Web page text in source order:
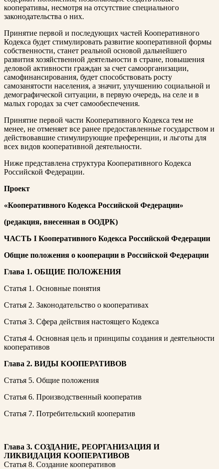
кооперативы, несмотря на отсутствие специального
законодательства о них.
Принятие первой и последующих частей Кооперативного
Кодекса будет стимулировать развитие кооперативной формы
собственности, станет реальной основой дальнейшего
развития хозяйственной деятельности в стране, повышения
деловой активности граждан за счет самоорганизации,
самофинансирования, будет способствовать росту
самозанятости населения, а значит, улучшению социальной и
демографической ситуации, в первую очередь, на селе и в
малых городах за счет самообеспечения.
Принятие первой части Кооперативного Кодекса тем не
менее, не отменяет все ранее предоставленные государством и
действовавшие стимулирующие преференции, и льготы для
всех видов кооперативной деятельности.
Ниже представлена структура Кооперативного Кодекса
Российской Федерации.
Проект
«Кооперативного Кодекса Российской Федерации»
(редакция, внесенная в ООДРК)
ЧАСТЬ I Кооперативного Кодекса Российской Федерации
Общие положения о кооперации в Российской Федерации
Глава 1. ОБЩИЕ ПОЛОЖЕНИЯ
Статья 1. Основные понятия
Статья 2. Законодательство о кооперативах
Статья 3. Сфера действия настоящего Кодекса
Статья 4. Основная цель и принципы создания и деятельности
кооперативов
Глава 2. ВИДЫ КООПЕРАТИВОВ
Статья 5. Общие положения
Статья 6. Производственный кооператив
Статья 7. Потребительский кооператив
Глава 3. СОЗДАНИЕ, РЕОРГАНИЗАЦИЯ И
ЛИКВИДАЦИЯ КООПЕРАТИВОВ
Статья 8. Создание кооперативов